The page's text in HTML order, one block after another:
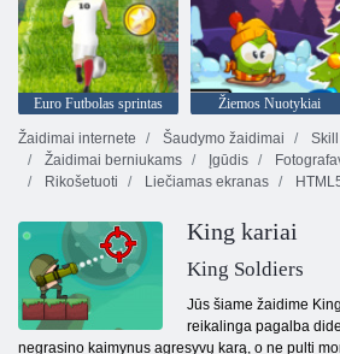
Euro Futbolas sprintas Žiemos Nuotykiai
Žaidimai internete
Šaudymo žaidimai
Žaidimai berniukams
Įgūdis
Rikošetuoti
Liečiamas ekranas
King kariai
King Soldiers
Jūs šiame žaidime
reikalinga pagalba
negrasino kaimynus agresyvų karą, o ne pulti